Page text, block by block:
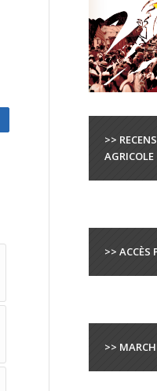
>>
AGRICOLE
>> ACCÈS
>>